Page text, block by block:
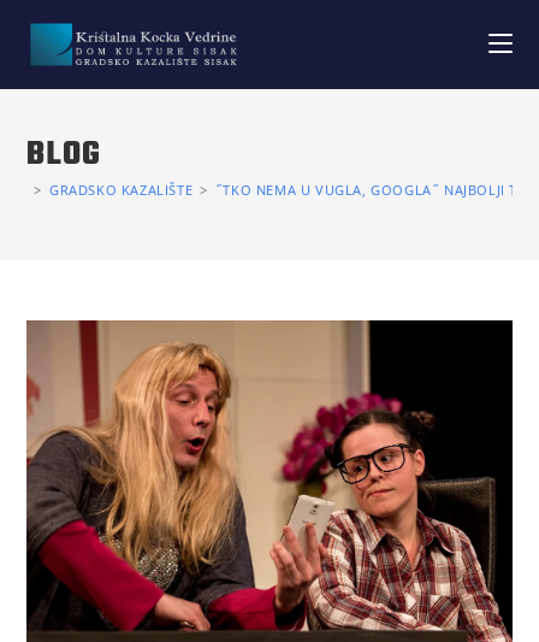
BLOG
> GRADSKO KAZALIŠTE > ˝TKO NEMA U VUGLA, GOOGLA˝ NAJBOLJI